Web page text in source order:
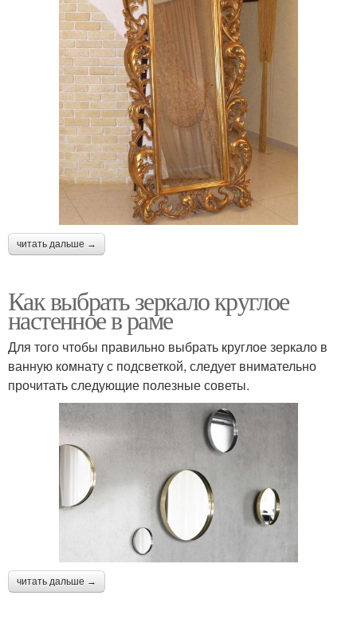
читать дальше →
Как выбрать зеркало круглое
настенное в раме
Для того чтобы правильно выбрать круглое зеркало в
ванную комнату с подсветкой, следует внимательно
прочитать следующие полезные советы.
читать дальше →